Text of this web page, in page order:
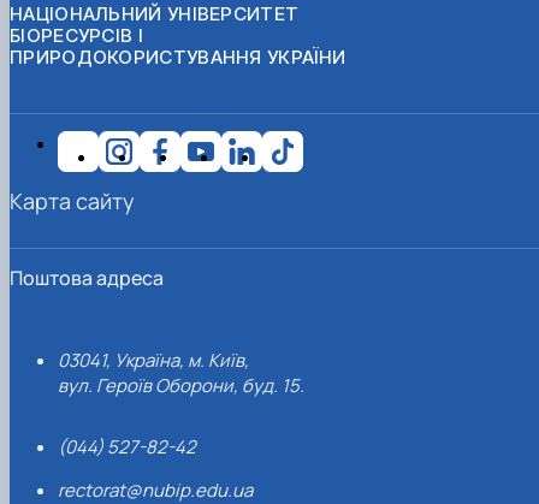
НАЦІОНАЛЬНИЙ УНІВЕРСИТЕТ
БІОРЕСУРСІВ І
ПРИРОДОКОРИСТУВАННЯ УКРАЇНИ
Поштова адреса
03041, Україна, м. Київ,
вул. Героїв Оборони, буд. 15.
(044) 527-82-42
rectorat@nubip.edu.ua
Карта сайту